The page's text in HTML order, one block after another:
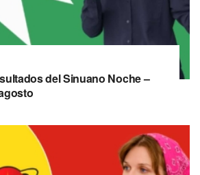
del Sinuano Noche –